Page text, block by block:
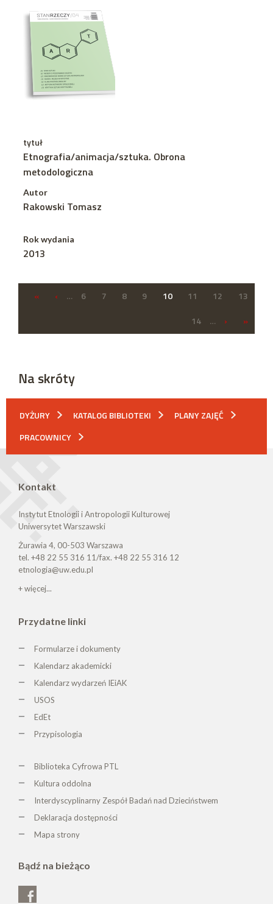
tytuł
Etnografia/animacja/sztuka. Obrona
metodologiczna
Autor
Rakowski Tomasz
Rok wydania
2013
« ‹ … 6 7 8 9 10 11 12
13
14
… › »
Na skróty
DYŻURY KATALOG BIBLIOTEKI
PLANY ZAJĘĆ
PRACOWNICY
Kontakt
Instytut Etnologii i Antropologii Kulturowej
Uniwersytet Warszawski
Żurawia 4, 00-503 Warszawa
tel. +48 22 55 316 11/fax. +48 22 55 316 12
etnologia@uw.edu.pl
+ więcej...
Przydatne linki
Formularze i dokumenty
Kalendarz akademicki
Kalendarz wydarzeń IEiAK
USOS
EdEt
Przypisologia
Biblioteka Cyfrowa PTL
Kultura oddolna
Interdyscyplinarny Zespół Badań nad Dzieciństwem
Deklaracja dostępności
Mapa strony
Bądź na bieżąco